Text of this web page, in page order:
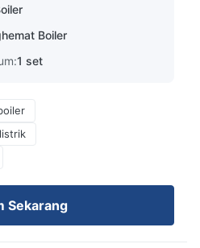
Boiler
1 set
Sekarang